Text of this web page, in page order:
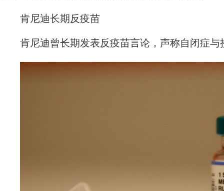
肯尼迪长期反疫苗
肯尼迪曾长期发表反疫苗言论，声称自闭症与